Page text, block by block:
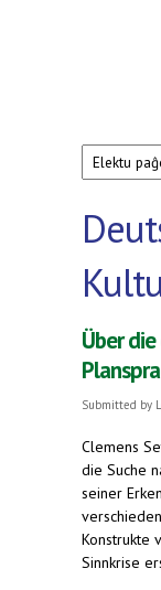
Über
Submitted by
Clemens
die Suche
seiner
Konstrukte
Sinnkrise